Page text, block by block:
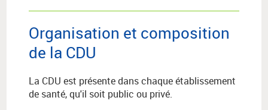
Organisation et composition
de la CDU
La CDU est présente dans chaque établissement
de santé, qu'il soit public ou privé.